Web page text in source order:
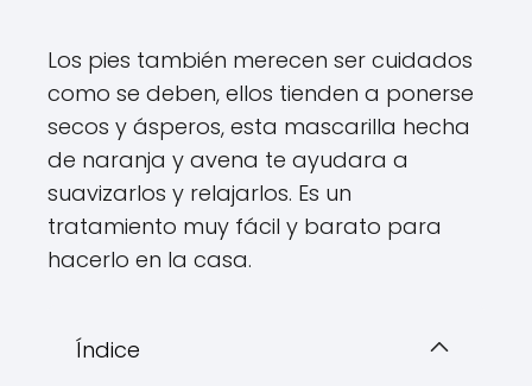
Los pies también merecen ser cuidados
como se deben, ellos tienden a ponerse
secos y ásperos, esta mascarilla hecha
de naranja y avena te ayudara a
suavizarlos y relajarlos. Es un
tratamiento muy fácil y barato para
hacerlo en la casa.
Índice